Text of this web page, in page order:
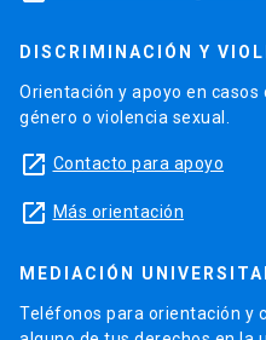
DISCRIMINACIÓN Y
Orientación y apoyo en
género o violencia sexual.
launch Contacto para apoyo
launch Más orientación
MEDIACIÓN
Teléfonos para orientación y